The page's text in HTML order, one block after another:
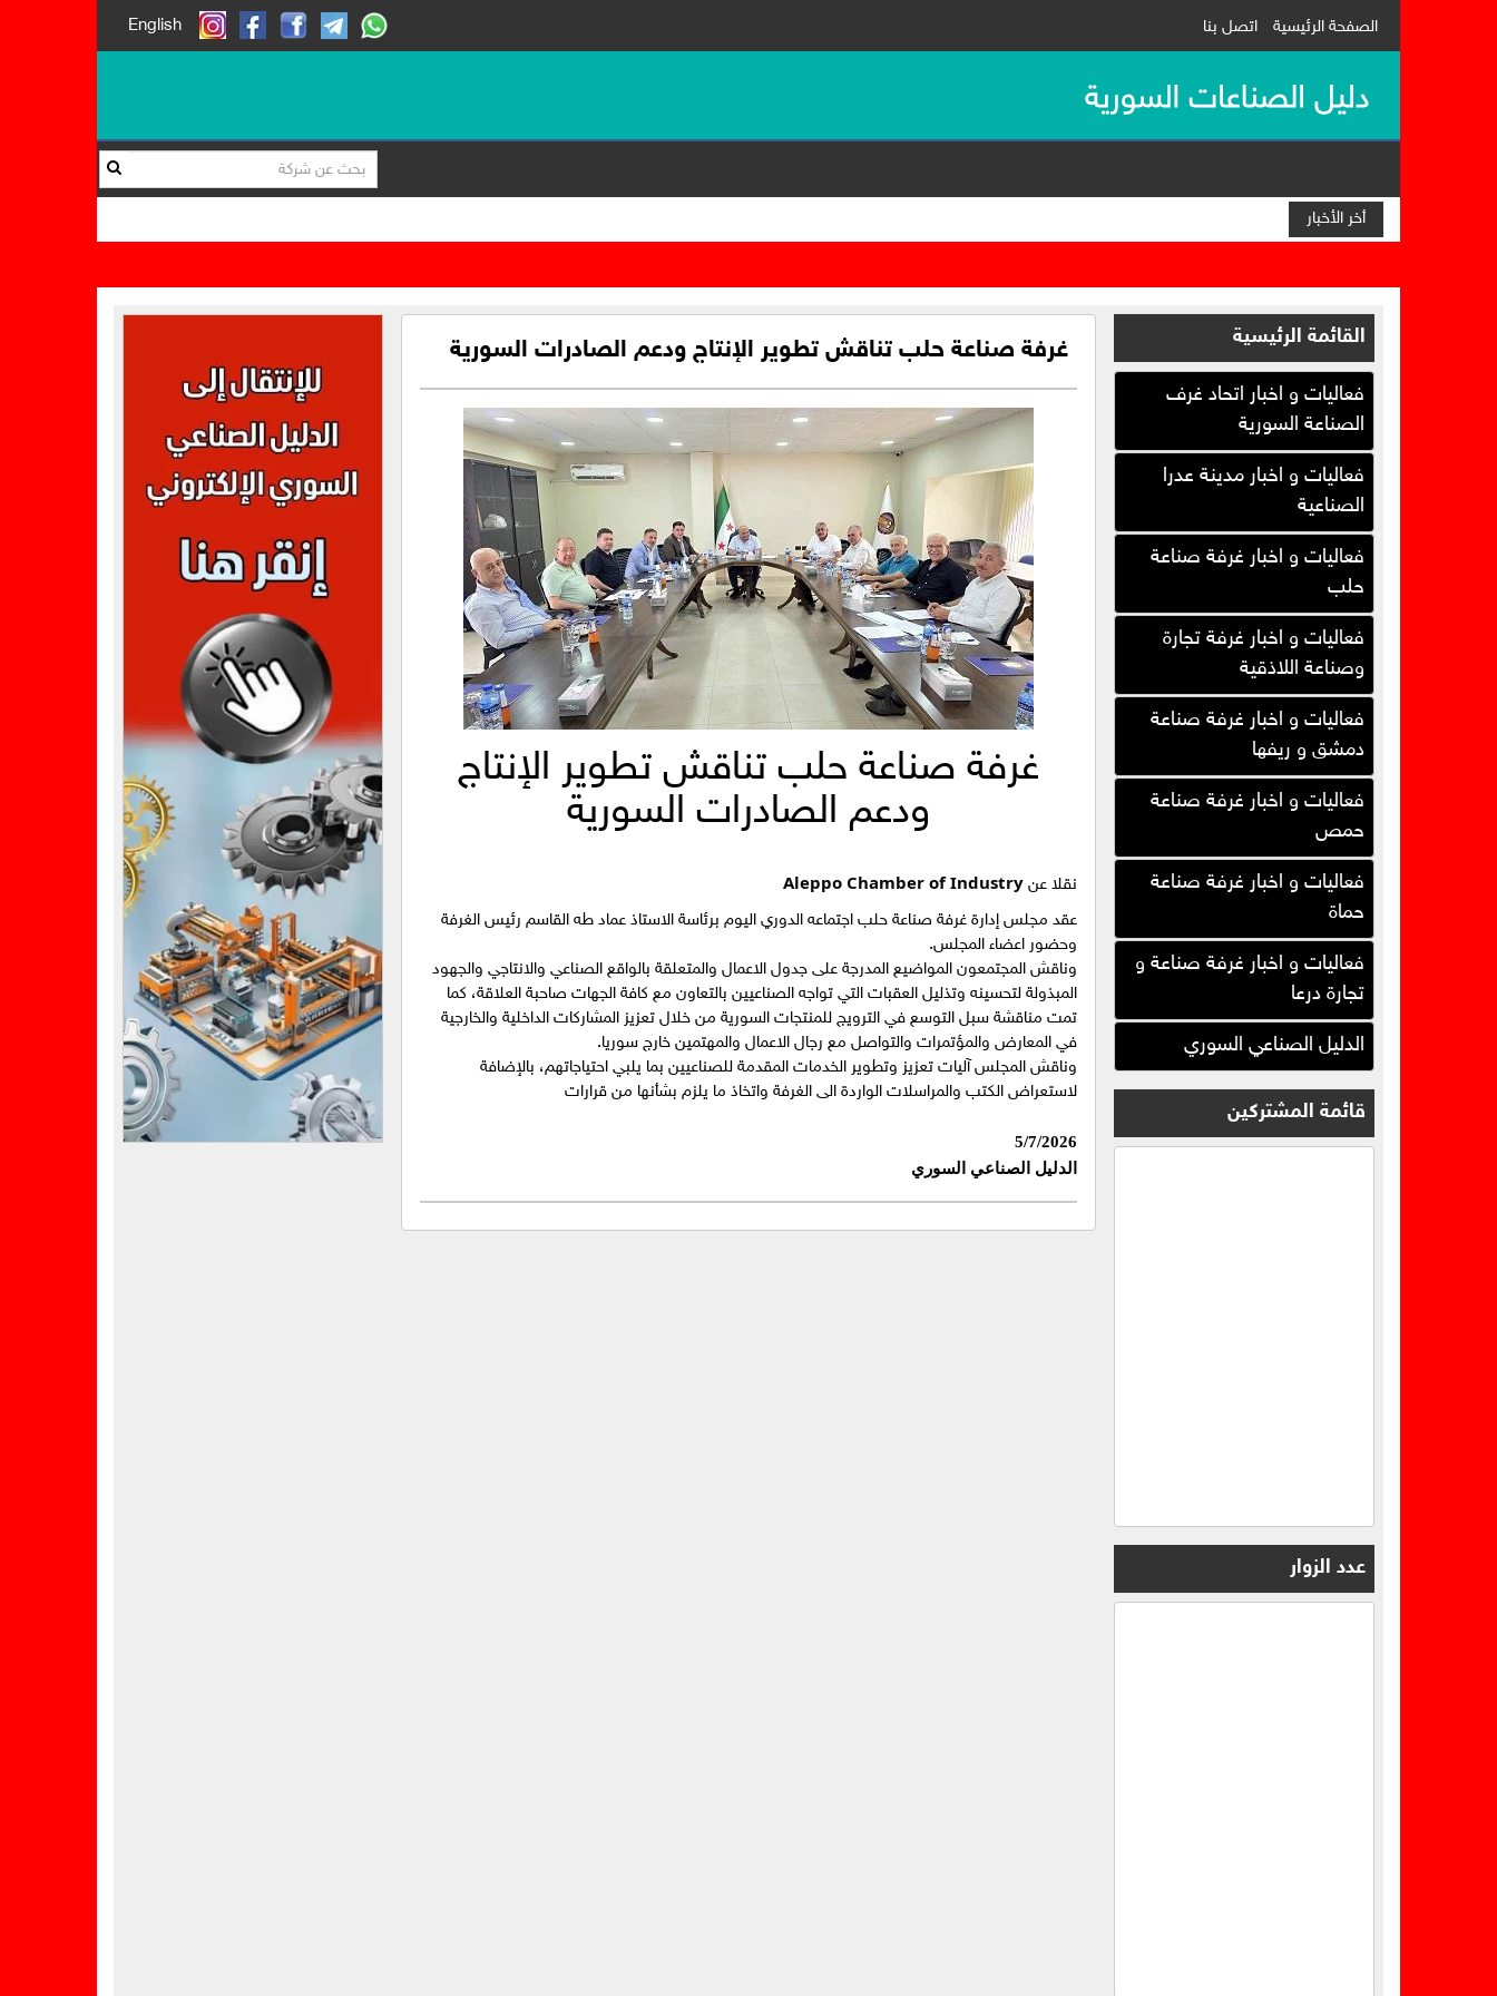
الصفحة الرئيسية اتصل بنا English
أخر الأخبار
القائمة الرئيسية
فعاليات و اخبار اتحاد غرف
الصناعة السورية
فعاليات و اخبار مدينة عدرا
الصناعية
فعاليات و اخبار غرفة صناعة
حلب
فعاليات و اخبار غرفة تجارة
وصناعة اللاذقية
فعاليات و اخبار غرفة صناعة
دمشق و ريفها
فعاليات و اخبار غرفة صناعة
حمص
فعاليات و اخبار غرفة صناعة
حماة
فعاليات و اخبار غرفة صناعة و
تجارة درعا
الدليل الصناعي السوري
قائمة المشتركين
عدد الزوار
غرفة صناعة حلب تناقش تطوير الإنتاج ودعم الصادرات السورية
غرفة صناعة حلب تناقش تطوير الإنتاج
ودعم الصادرات السورية
نقلا عن Aleppo Chamber of Industry
عقد مجلس إدارة غرفة صناعة حلب اجتماعه الدوري اليوم برئاسة الاستاذ عماد طه القاسم رئيس الغرفة
وحضور اعضاء المجلس.
وناقش المجتمعون المواضيع المدرجة على جدول الاعمال والمتعلقة بالواقع الصناعي والانتاجي والجهود
المبذولة لتحسينه وتذليل العقبات التي تواجه الصناعيين بالتعاون مع كافة الجهات صاحبة العلاقة، كما
تمت مناقشة سبل التوسع في الترويج للمنتجات السورية من خلال تعزيز المشاركات الداخلية والخارجية
في المعارض والمؤتمرات والتواصل مع رجال الاعمال والمهتمين خارج سوريا.
وناقش المجلس آليات تعزيز وتطوير الخدمات المقدمة للصناعيين بما يلبي احتياجاتهم، بالإضافة
لاستعراض الكتب والمراسلات الواردة الى الغرفة واتخاذ ما يلزم بشأنها من قرارات
5/7/2026
الدليل الصناعي السوري